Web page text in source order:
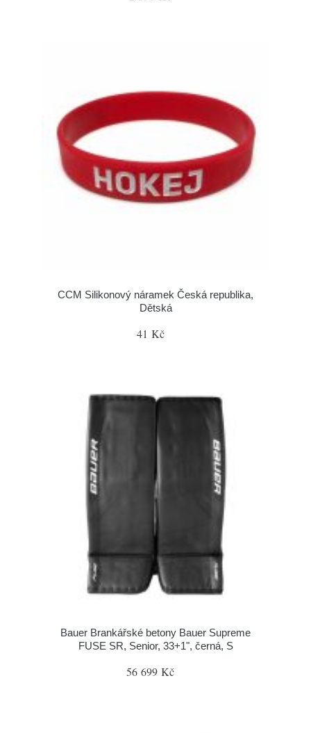
CCM Silikonový náramek Česká republika,
Dětská
41 Kč
Bauer Brankářské betony Bauer Supreme
FUSE SR, Senior, 33+1", černá, S
56 699 Kč